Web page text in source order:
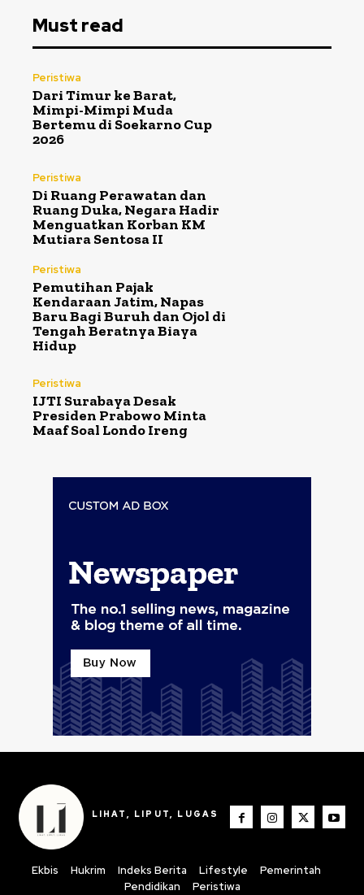
Must read
Peristiwa
Dari Timur ke Barat,
Mimpi-Mimpi Muda
Bertemu di Soekarno Cup
2026
Peristiwa
Di Ruang Perawatan dan
Ruang Duka, Negara Hadir
Menguatkan Korban KM
Mutiara Sentosa II
Peristiwa
Pemutihan Pajak
Kendaraan Jatim, Napas
Baru Bagi Buruh dan Ojol di
Tengah Beratnya Biaya
Hidup
Peristiwa
IJTI Surabaya Desak
Presiden Prabowo Minta
Maaf Soal Londo Ireng
LIHAT, LIPUT, LUGAS
Ekbis Hukrim Indeks Berita Lifestyle
Pemerintah
Pendidikan
Peristiwa